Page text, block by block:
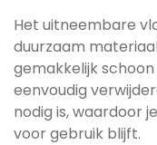
Het uitneembare
duurzaam
gemakkelijk
eenvoudig
nodig is, waardoor
voor gebruik blijft.